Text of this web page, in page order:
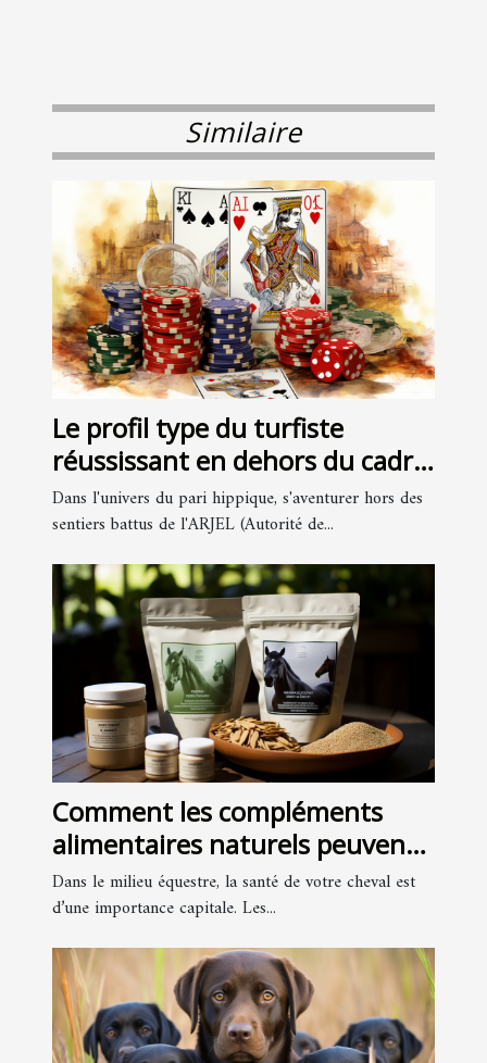
Similaire
Le profil type du turfiste
réussissant en dehors du cadre
ARJEL
Dans l'univers du pari hippique, s'aventurer hors des
sentiers battus de l'ARJEL (Autorité de...
Comment les compléments
alimentaires naturels peuvent
améliorer la santé de votre
cheval
Dans le milieu équestre, la santé de votre cheval est
d’une importance capitale. Les...